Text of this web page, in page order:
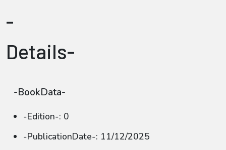
-
Details-
-BookData-
-Edition-: 0
-PublicationDate-: 11/12/2025